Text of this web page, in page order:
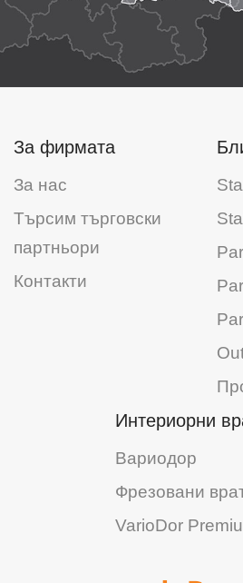
За фирмата
За нас
Търсим търговски
партньори
Контакти
Интериорни
Вариодор
Фрезовани
VarioDor